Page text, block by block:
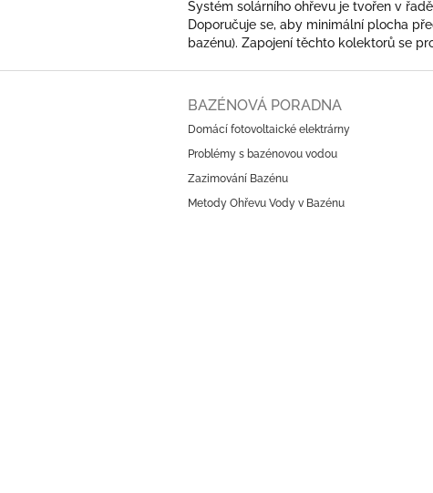
Systém solárního ohřevu je tvořen v
Doporučuje se, aby minimální plocha
bazénu). Zapojení těchto kolektorů se
BAZÉNOVÁ PORADNA
Domácí fotovoltaické elektrárny
Problémy s bazénovou vodou
Zazimování Bazénu
Metody Ohřevu Vody v Bazénu